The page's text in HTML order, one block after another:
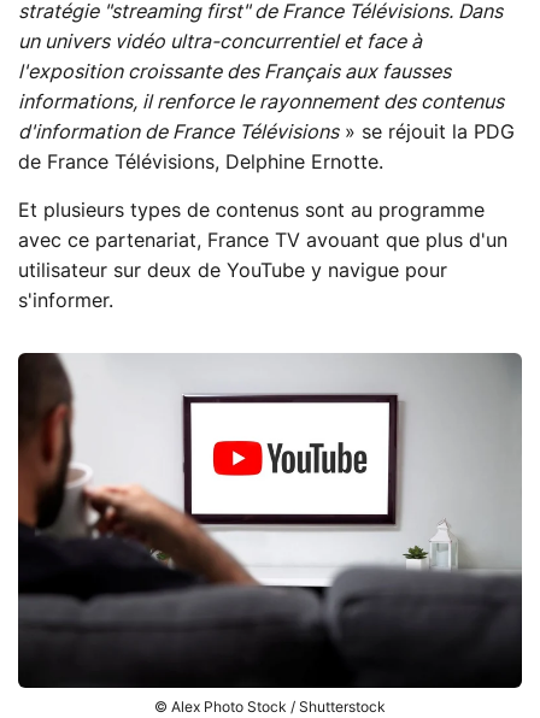
stratégie "streaming first" de France Télévisions. Dans
un univers vidéo ultra-concurrentiel et face à
l'exposition croissante des Français aux fausses
informations, il renforce le rayonnement des contenus
d'information de France Télévisions» se réjouit la PDG
de France Télévisions, Delphine Ernotte.
Et plusieurs types de contenus sont au programme
avec ce partenariat, France TV avouant que plus d'un
utilisateur sur deux de YouTube y navigue pour
s'informer.
© Alex Photo Stock / Shutterstock